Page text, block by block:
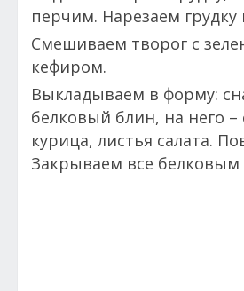
перчим. Нарезаем грудку
Смешиваем творог с
кефиром.
Выкладываем в форму:
белковый блин, на него –
курица, листья салата.
Закрываем все